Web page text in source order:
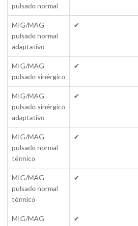
pulsado normal
MIG/MAG
pulsado normal
adaptativo
✔
MIG/MAG
pulsado sinérgico
✔
MIG/MAG
pulsado sinérgico
adaptativo
✔
MIG/MAG
pulsado normal
térmico
✔
MIG/MAG
pulsado normal
térmico
✔
MIG/MAG
✔